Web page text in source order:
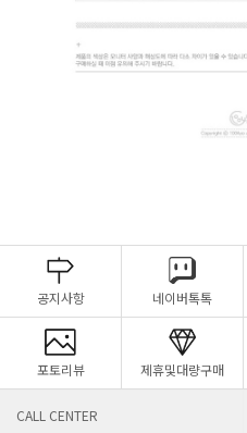
공지사항 네이버톡톡
포토리뷰 제휴및대량구매
CALL CENTER